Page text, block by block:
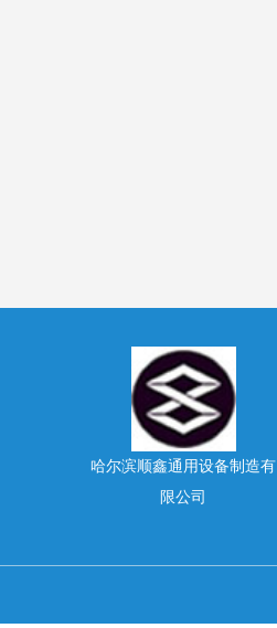
哈尔滨顺鑫通用设备制造有
限公司